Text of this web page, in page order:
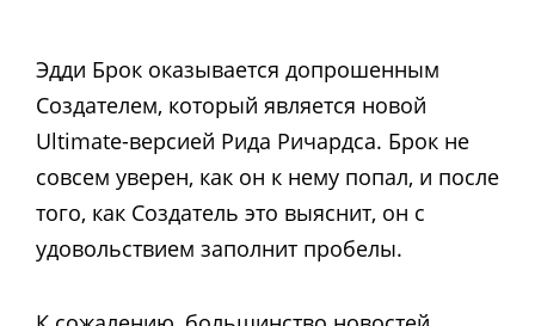
Эдди Брок оказывается допрошенным
Создателем, который является новой
Ultimate-версией Рида Ричардса. Брок не
совсем уверен, как он к нему попал, и после
того, как Создатель это выяснит, он с
удовольствием заполнит пробелы.